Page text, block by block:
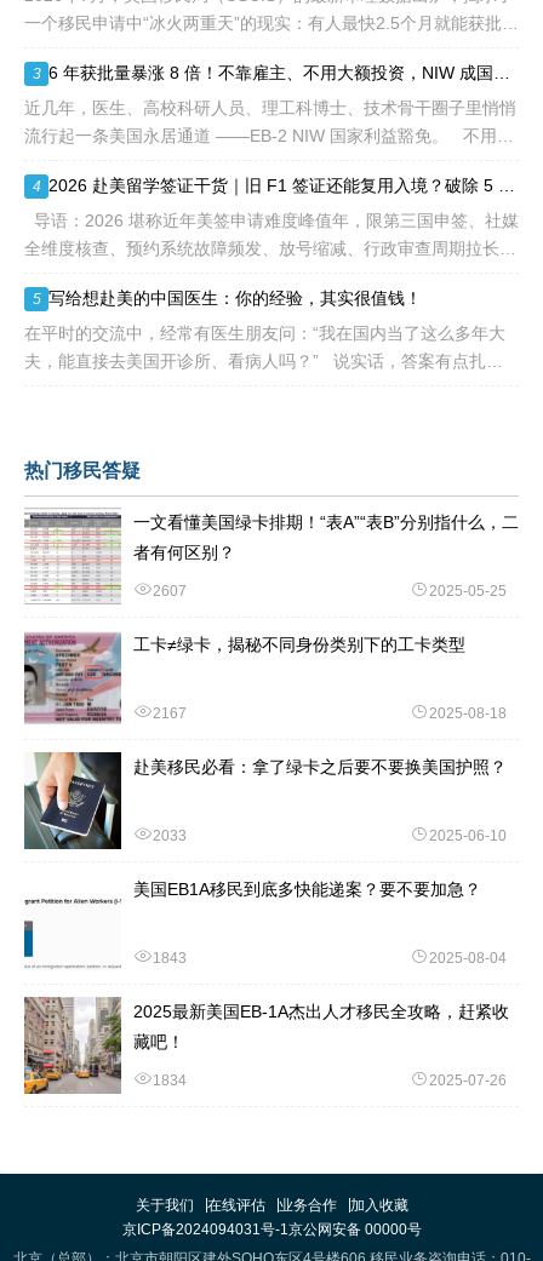
一个移民申请中“冰火两重天”的现实：有人最快2.5个月就能获批，
一
3
近几年，医生、高校科研人员、理工科博士、技术骨干圈子里悄悄
流行起一条美国永居通道 ——EB-2 NIW 国家利益豁免。 不用提
4
全维度核查、预约系统故障频发、放号缩减、行政审查周期拉长，
5 写给想赴美的中国医生：你的经验，其实很值钱！
在平时的交流中，经常有医生朋友问：“我在国内当了这么多年大
夫，能直接去美国开诊所、看病人吗？” 说实话，答案有点扎
热门移民答疑
一文看懂美国绿卡排期！“表A”“表B”分别指什么，二
者有何区别？
2607 2025-05-25
工卡≠绿卡，揭秘不同身份类别下的工卡类型
2167 2025-08-18
赴美移民必看：拿了绿卡之后要不要换美国护照？
2033 2025-06-10
美国EB1A移民到底多快能递案？要不要加急？
1843 2025-08-04
2025最新美国EB-1A杰出人才移民全攻略，赶紧收
藏吧！
1834 2025-07-26
关于我们 在线评估 业务合作
加入收藏
京ICP备2024094031号-1京公网安备 00000号